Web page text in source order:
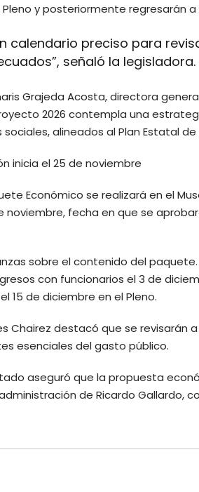
y posteriormente regresarán
calendario preciso para
señaló la legisladora.
Grajeda Acosta, directora
2026 contempla una
alineados al Plan Estatal
inicia el 25 de noviembre
Económico se realizará en el
noviembre, fecha en que se
sobre el contenido del
con funcionarios el 3 de
15 de diciembre en el Pleno.
Chairez destacó que se revisarán
esenciales del gasto público.
aseguró que la propuesta
de Ricardo Gallardo,